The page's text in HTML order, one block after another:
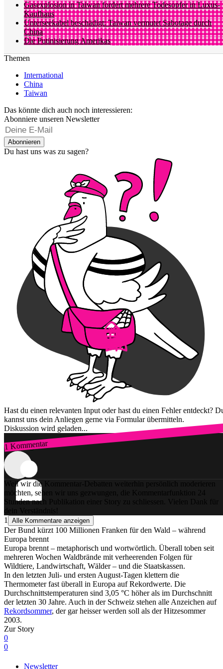
Gasexplosion in Taiwan fordert mehrere Todesopfer in Luxus-
Kaufhaus
Unterseekabel beschädigt: Taiwan vermutet Sabotage durch
China
Die Putinisierung Amerikas
Themen
International
China
Taiwan
Das könnte dich auch noch interessieren:
Abonniere unseren Newsletter
Abonnieren
Du hast uns was zu sagen?
Hast du einen relevanten Input oder hast du einen Fehler entdeckt?
kannst uns dein Anliegen gerne via Formular übermitteln.
Diskussion wird geladen...
1 Kommentar
Zum Login
Weil wir die Kommentar-Debatten weiterhin persönlich moderieren
möchten, sehen wir uns gezwungen, die Kommentarfunktion 24
Stunden nach Publikation einer Story zu schliessen. Vielen Dank für
dein Verständnis!
1
Alle Kommentare anzeigen
Der Bund kürzt 100 Millionen Franken für den Wald – während
Europa brennt
Europa brennt – metaphorisch und wortwörtlich. Überall toben seit
mehreren Wochen Waldbrände mit verheerenden Folgen für
Wildtiere, Landwirtschaft, Wälder – und die Staatskassen.
In den letzten Juli- und ersten August-Tagen klettern die
Thermometer fast überall in Europa auf Rekordwerte. Die
Durchschnittstemperaturen sind 3,05 °C höher als im Durchschnitt
der letzten 30 Jahre. Auch in der Schweiz stehen alle Anzeichen auf
Rekordsommer, der gar heisser werden soll als der Hitzesommer
2003.
Zur Story
0
0
Newsletter